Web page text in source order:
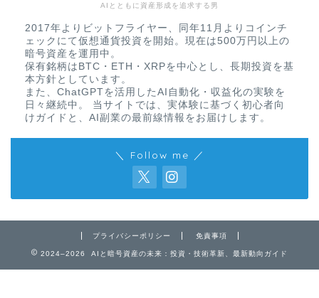
AIとともに資産形成を追求する男
2017年よりビットフライヤー、同年11月よりコインチ
ェックにて仮想通貨投資を開始。現在は500万円以上の
暗号資産を運用中。
保有銘柄はBTC・ETH・XRPを中心とし、長期投資を基
本方針としています。
また、ChatGPTを活用したAI自動化・収益化の実験を
日々継続中。 当サイトでは、実体験に基づく初心者向
けガイドと、AI副業の最前線情報をお届けします。
＼ Follow me ／
プライバシーポリシー 免責事項
2024–2026 AIと暗号資産の未来：投資・技術革新、最新動向ガイド
免責事項